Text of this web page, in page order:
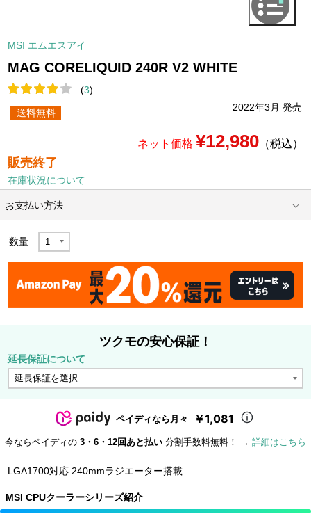
MSI エムエスアイ
MAG CORELIQUID 240R V2 WHITE
(3)
2022年3月 発売
送料無料
ネット価格 ¥12,980（税込）
販売終了
在庫状況について
お支払い方法
数量
ツクモの安心保証！
延長保証について
ペイディなら月々 ￥1,081
今ならペイディの 3・6・12回あと払い 分割手数料無料！ → 詳細はこちら
LGA1700対応 240mmラジエーター搭載
MSI CPUクーラーシリーズ紹介